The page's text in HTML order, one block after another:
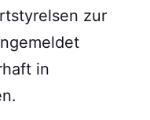
zur
in